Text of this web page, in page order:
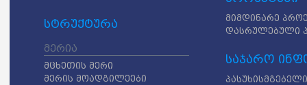
სტრუქტურა
მერია
მცხეთის მერი
მერის მოადგილეები
მიმდინარე
დასრულებული
საჯარო